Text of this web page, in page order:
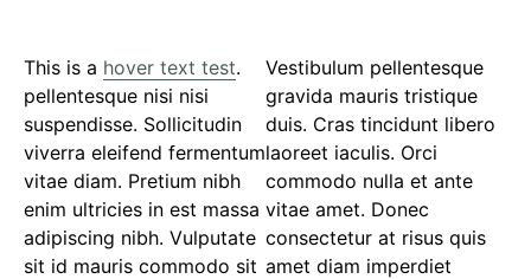
This is a hover text test.
pellentesque nisi nisi
suspendisse. Sollicitudin
viverra eleifend fermentum
vitae diam. Pretium nibh
enim ultricies in est massa
adipiscing nibh. Vulputate
sit id mauris commodo sit
Vestibulum pellentesque
gravida mauris tristique
duis. Cras tincidunt libero
laoreet iaculis. Orci
commodo nulla et ante
vitae amet. Donec
consectetur at risus quis
amet diam imperdiet